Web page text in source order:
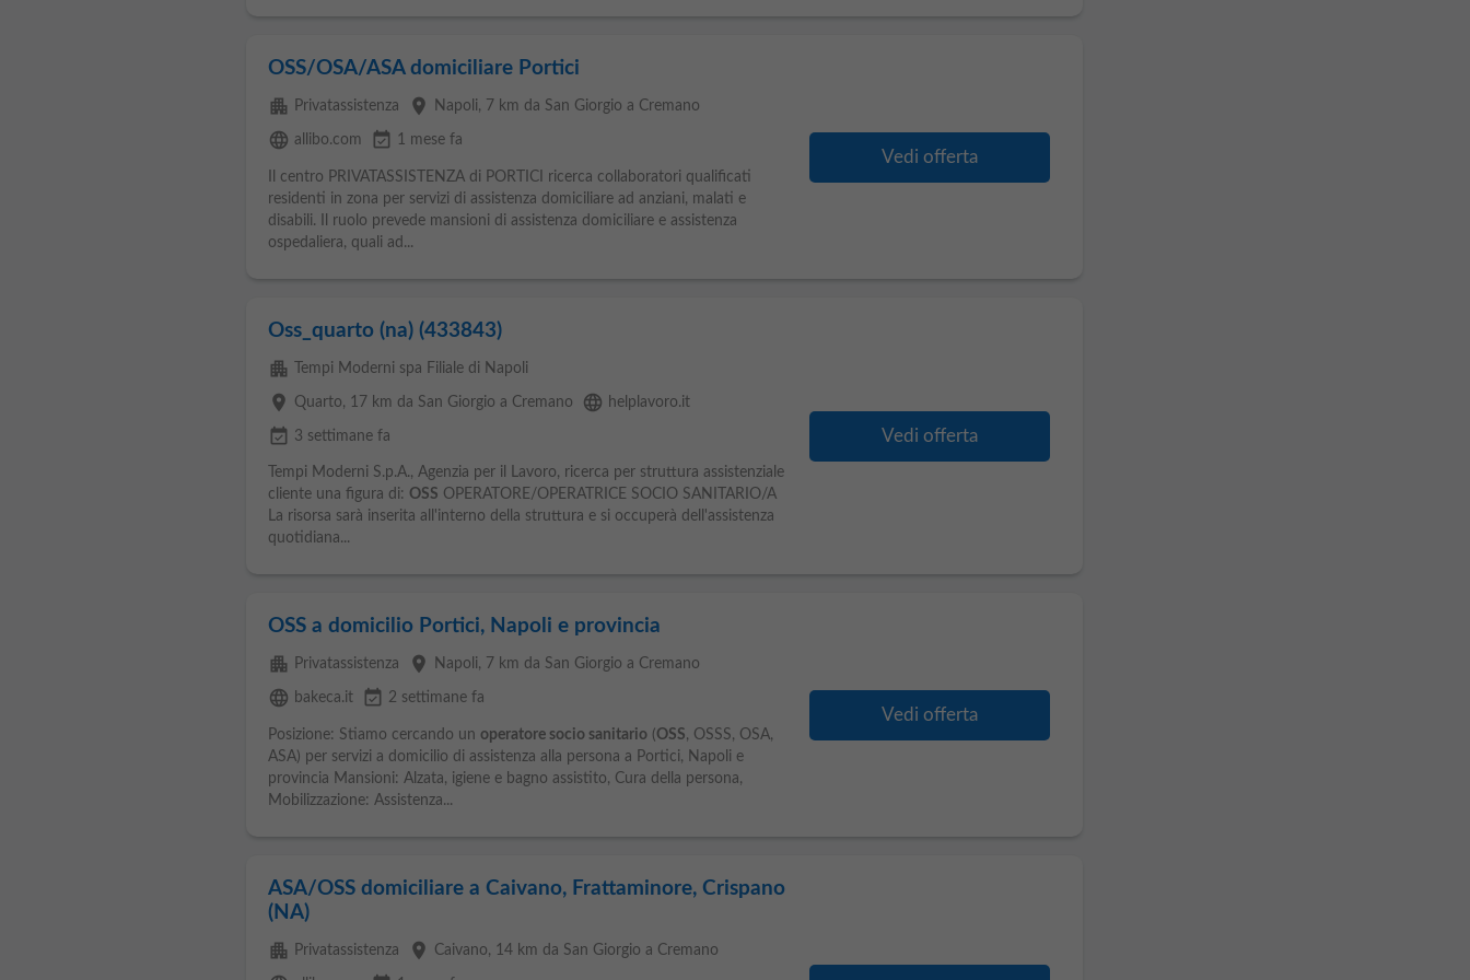
OSS/OSA/ASA domiciliare Portici
apartment Privatassistenza place Napoli, 7 km da San Giorgio a Cremano
language allibo.com event_available 1 mese fa
Il centro PRIVATASSISTENZA di PORTICI ricerca collaboratori qualificati
residenti in zona per servizi di assistenza domiciliare ad anziani, malati e
disabili. Il ruolo prevede mansioni di assistenza domiciliare e assistenza
ospedaliera, quali ad...
Vedi offerta
Oss_quarto (na) (433843)
apartment Tempi Moderni spa Filiale di Napoli
place Quarto, 17 km da San Giorgio a Cremano language helplavoro.it
event_available 3 settimane fa
Tempi Moderni S.p.A., Agenzia per il Lavoro, ricerca per struttura assistenziale
cliente una figura di: OSS OPERATORE/OPERATRICE SOCIO SANITARIO/A
La risorsa sarà inserita all'interno della struttura e si occuperà dell'assistenza
quotidiana...
Vedi offerta
OSS a domicilio Portici, Napoli e provincia
apartment Privatassistenza place Napoli, 7 km da San Giorgio a Cremano
language bakeca.it event_available 2 settimane fa
Posizione: Stiamo cercando un operatore socio sanitario(OSS, OSSS, OSA,
ASA) per servizi a domicilio di assistenza alla persona a Portici, Napoli e
provincia Mansioni: Alzata, igiene e bagno assistito, Cura della persona,
Mobilizzazione: Assistenza...
Vedi offerta
ASA/OSS domiciliare a Caivano, Frattaminore, Crispano
(NA)
apartment Privatassistenza place Caivano, 14 km da San Giorgio a Cremano